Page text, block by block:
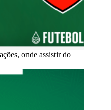
onde assistir do